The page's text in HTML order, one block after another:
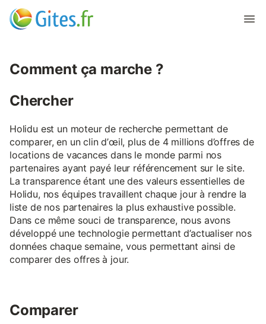
Comment ça marche ?
Chercher
Holidu est un moteur de recherche permettant de
comparer, en un clin d’œil, plus de 4 millions d’offres de
locations de vacances dans le monde parmi nos
partenaires ayant payé leur référencement sur le site.
La transparence étant une des valeurs essentielles de
Holidu, nos équipes travaillent chaque jour à rendre la
liste de nos partenaires la plus exhaustive possible.
Dans ce même souci de transparence, nous avons
développé une technologie permettant d’actualiser nos
données chaque semaine, vous permettant ainsi de
comparer des offres à jour.
Comparer